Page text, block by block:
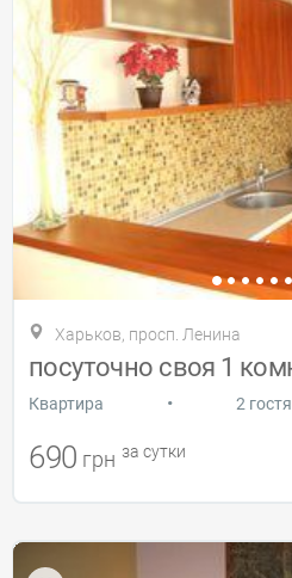
Харьков, просп. Ленина
Квартира • 2 гостя
690 грн за сутки